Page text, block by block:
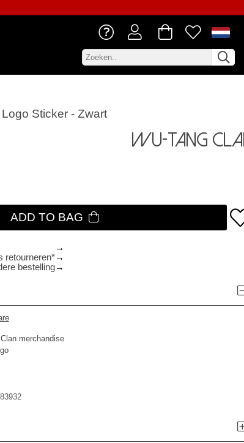
Sticker - Zwart
Wu-Tang
ADD TO BAG
retourneren*
bestelling
merchandise